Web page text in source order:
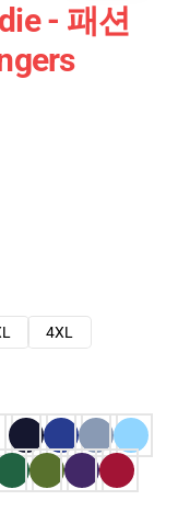
- 패션
4XL